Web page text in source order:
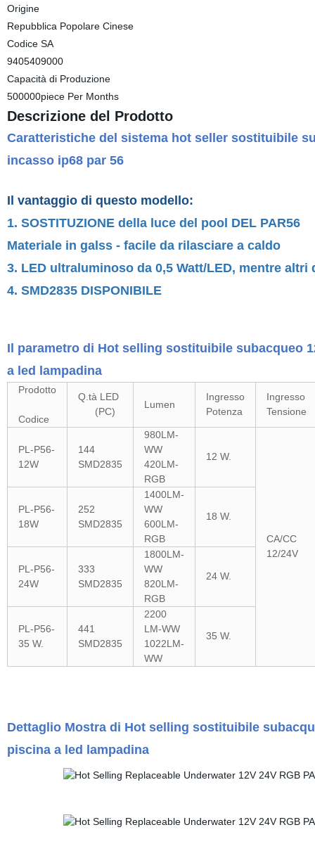
Origine
Repubblica Popolare Cinese
Codice SA
9405409000
Capacità di Produzione
500000piece Per Months
Descrizione del Prodotto
Caratteristiche del sistema hot seller sostituibile
incasso ip68 par 56
Il vantaggio di questo modello:
1. SOSTITUZIONE della luce del pool DEL PAR56
Materiale in galss - facile da rilasciare a caldo
3. LED ultraluminoso da 0,5 Watt/LED, mentre altri
4. SMD2835 DISPONIBILE
Il parametro di Hot selling sostituibile subacqueo
a led lampadina
Prodotto
Codice
Q.tà LED
(PC)
Lumen
Ingresso
Potenza
Ingresso
Tensione
PL-P56-
12W
144
SMD2835
980LM-
WW
420LM-
RGB
12 W.
CA/CC
12/24V
PL-P56-
18W
252
SMD2835
1400LM-
WW
600LM-
RGB
18 W.
PL-P56-
24W
333
SMD2835
1800LM-
WW
820LM-
RGB
24 W.
PL-P56-
35 W.
441
SMD2835
2200
LM-WW
1022LM-
WW
35 W.
Dettaglio Mostra di Hot selling sostituibile
piscina a led lampadina